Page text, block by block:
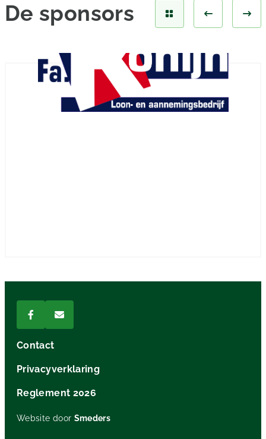
De sponsors
Contact
Privacyverklaring
Reglement 2026
Website door Smeders